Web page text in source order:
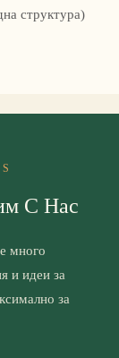
структура)
С Нас
много
и идеи за
за